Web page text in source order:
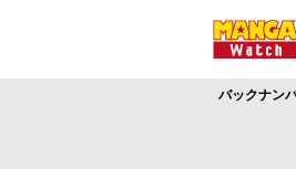
バックナン